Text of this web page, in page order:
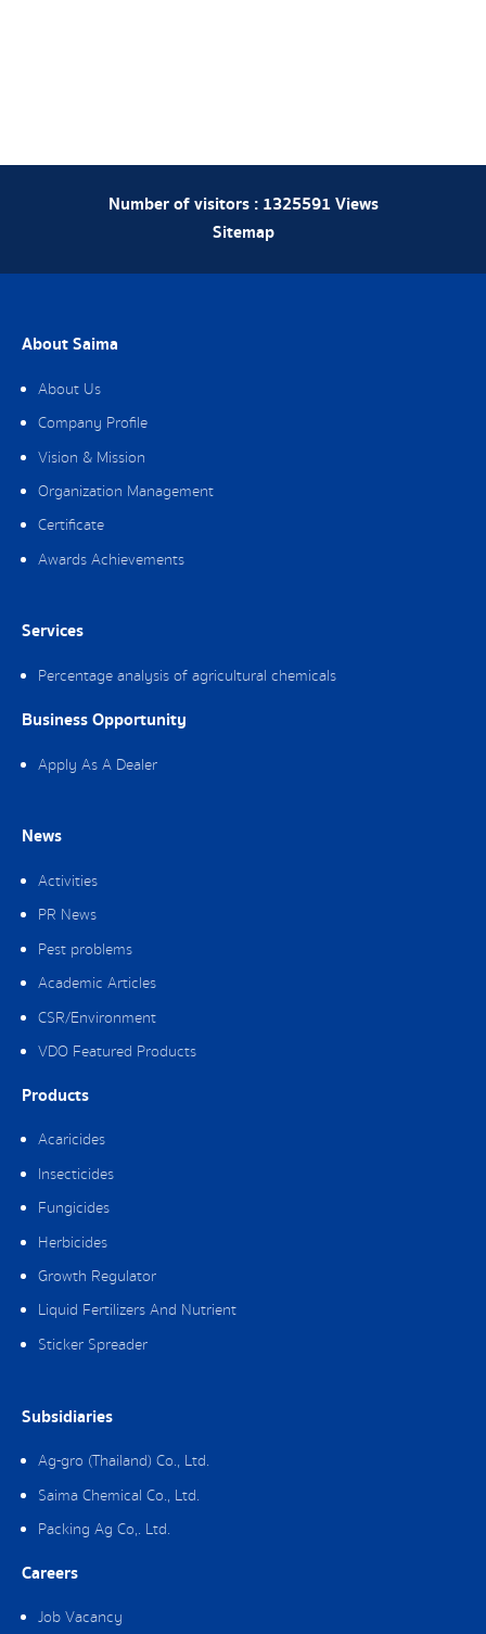
Number of visitors : 1325591 Views
Sitemap
About Saima
About Us
Company Profile
Vision & Mission
Organization Management
Certificate
Awards Achievements
Services
Percentage analysis of agricultural chemicals
Business Opportunity
Apply As A Dealer
News
Activities
PR News
Pest problems
Academic Articles
CSR/Environment
VDO Featured Products
Products
Acaricides
Insecticides
Fungicides
Herbicides
Growth Regulator
Liquid Fertilizers And Nutrient
Sticker Spreader
Subsidiaries
Ag-gro (Thailand) Co., Ltd.
Saima Chemical Co., Ltd.
Packing Ag Co,. Ltd.
Careers
Job Vacancy